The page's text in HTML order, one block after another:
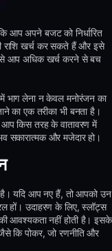
आप अपने बजट को निर्धारित
खर्च कर सकते हैं और इसे
से आप अधिक खर्च करने से बच
भाग लेना न केवल मनोरंजन का
का एक तरीका भी बनता है।
किस तरह के वातावरण में
और मजेदार हो।
यदि आप नए हैं, तो आपको उन
हों। उदाहरण के लिए, स्लॉट्स
आवश्यकता नहीं होती है। इसके
कि पोकर, जो रणनीति और